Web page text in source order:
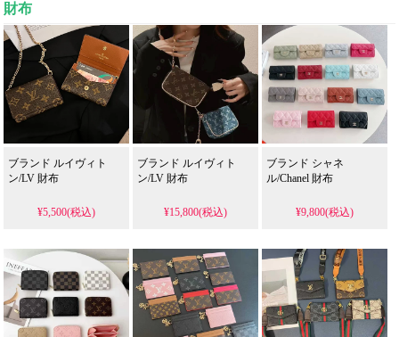
財布
ブランド ルイヴィト
ン/LV 財布
¥5,500(税込)
ブランド ルイヴィト
ン/LV 財布
¥15,800(税込)
ブランド シャネ
ル/Chanel 財布
¥9,800(税込)